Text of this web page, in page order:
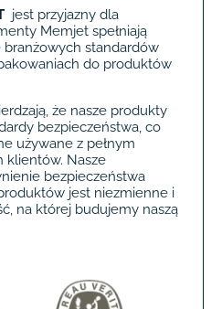
jest przyjazny dla
Memjet spełniają
standardów
do produktów
że nasze produkty
bezpieczeństwa, co
używane z pełnym
klientów. Nasze
bezpieczeństwa
jest niezmienne i
na której budujemy naszą